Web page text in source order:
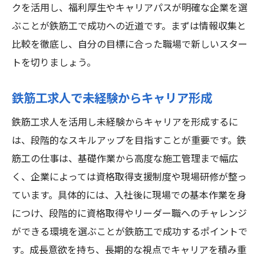
クを活用し、福利厚生やキャリアパスが明確な企業を選
ぶことが鉄筋工で成功への近道です。まずは情報収集と
比較を徹底し、自分の目標に合った職場で新しいスター
トを切りましょう。
鉄筋工求人で未経験からキャリア形成
鉄筋工求人を活用し未経験からキャリアを形成するに
は、段階的なスキルアップを目指すことが重要です。鉄
筋工の仕事は、基礎作業から高度な施工管理まで幅広
く、企業によっては資格取得支援制度や現場研修が整っ
ています。具体的には、入社後に現場での基本作業を身
につけ、段階的に資格取得やリーダー職へのチャレンジ
ができる環境を選ぶことが鉄筋工で成功するポイントで
す。成長意欲を持ち、長期的な視点でキャリアを積み重